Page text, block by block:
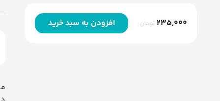
235,000 تومان افزودن به سبد خرید